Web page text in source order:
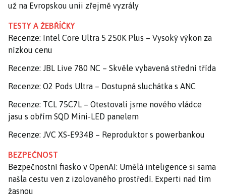
už na Evropskou unii zřejmě vyzrály
TESTY A ŽEBŘÍČKY
Recenze: Intel Core Ultra 5 250K Plus – Vysoký výkon za
nízkou cenu
Recenze: JBL Live 780 NC – Skvěle vybavená střední třída
Recenze: O2 Pods Ultra – Dostupná sluchátka s ANC
Recenze: TCL 75C7L – Otestovali jsme nového vládce
jasu s obřím SQD Mini-LED panelem
Recenze: JVC XS-E934B – Reproduktor s powerbankou
BEZPEČNOST
Bezpečnostní fiasko v OpenAI: Umělá inteligence si sama
našla cestu ven z izolovaného prostředí. Experti nad tím
žasnou